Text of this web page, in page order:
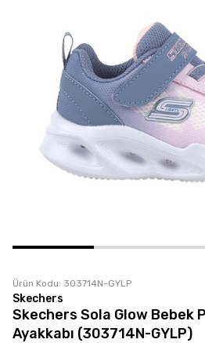
Ürün Kodu: 303714N-GYLP
Skechers
Skechers Sola Glow Bebek
Ayakkabı (303714N-GYLP)